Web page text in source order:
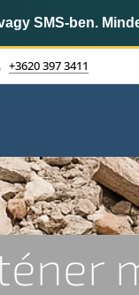
SMS-ben.
+3620 397 3411